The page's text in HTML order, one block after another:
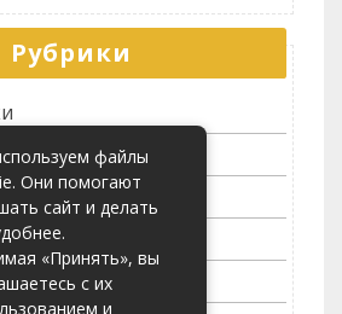
Рубрики
перевозки
файлы
Они помогают
сайт и делать
«Принять», вы
с их
и